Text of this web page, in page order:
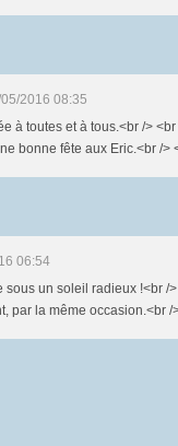
2016 08:35
à toutes et à tous.<br />
bonne fête aux Eric.<br />
06:54
sous un soleil radieux !<br /
par la même occasion.<br /